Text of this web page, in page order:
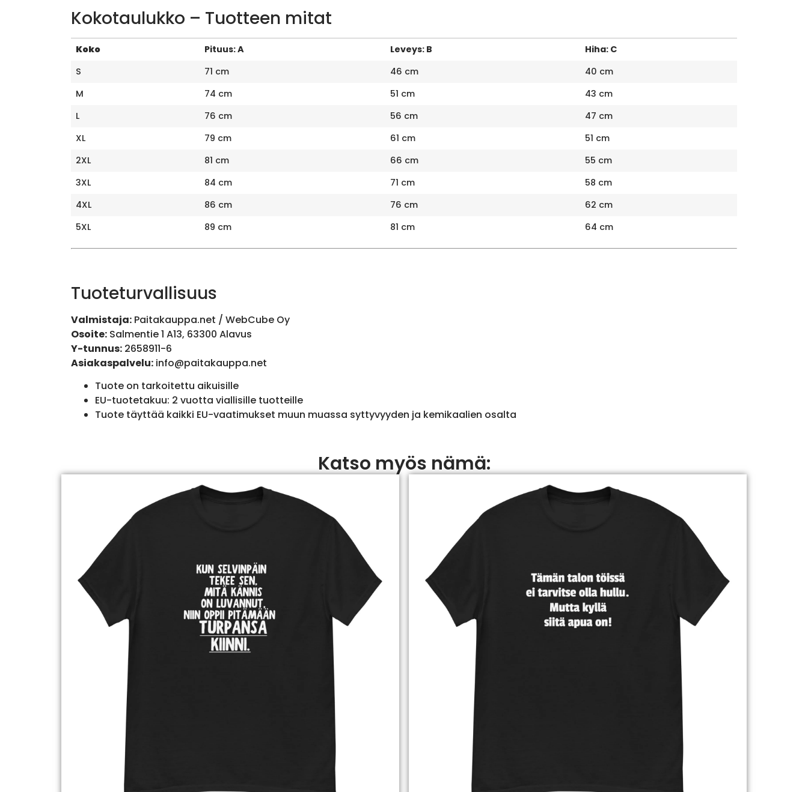
Kokotaulukko – Tuotteen mitat
Koko Pituus: A Leveys: B
Hiha: C
S
71 cm 46 cm
40 cm
M
74 cm 51 cm
43 cm
L
76 cm 56 cm
47 cm
XL
79 cm 61 cm
51 cm
2XL
81 cm 66 cm
55 cm
3XL
84 cm 71 cm
58 cm
4XL
86 cm 76 cm
62 cm
5XL
89 cm 81 cm 64 cm
Tuoteturvallisuus
Valmistaja:Paitakauppa.net / WebCube Oy
Osoite:Salmentie 1 A13, 63300 Alavus
Y-tunnus:2658911-6
Asiakaspalvelu: info@paitakauppa.net
Tuote on tarkoitettu aikuisille
EU-tuotetakuu: 2 vuotta viallisille tuotteille
Tuote täyttää kaikki EU-vaatimukset muun muassa syttyvyyden ja kemikaalien osalta
Katso myös nämä: